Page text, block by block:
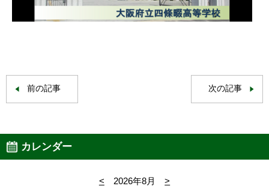
前の記事 次の記事
カレンダー
< 2026年8月
>